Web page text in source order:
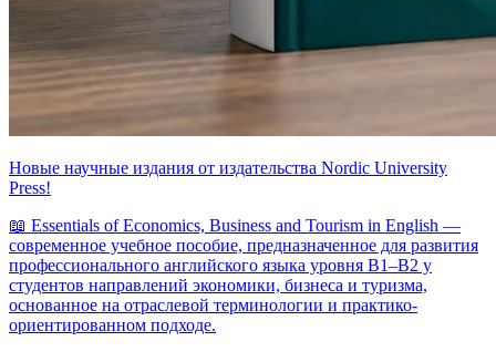
Новые научные издания от издательства Nordic University
Press!
📖 Essentials of Economics, Business and Tourism in English —
современное учебное пособие, предназначенное для развития
профессионального английского языка уровня B1–B2 у
студентов направлений экономики, бизнеса и туризма,
основанное на отраслевой терминологии и практико-
ориентированном подходе.